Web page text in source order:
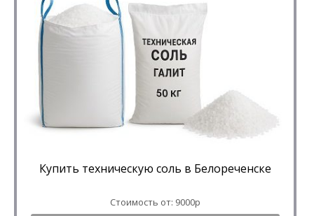
Купить техническую соль в Белореченске
Стоимость от: 9000р